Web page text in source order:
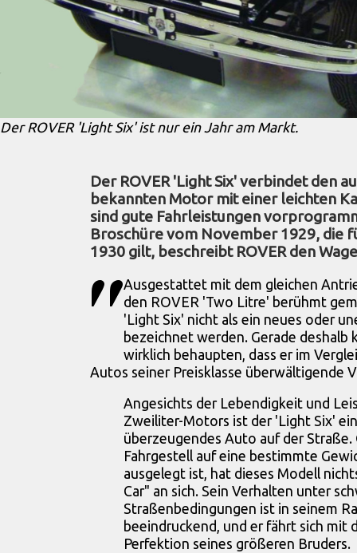
Der ROVER 'Light Six' ist nur ein Jahr am Markt.
Der ROVER 'Light Six' verbindet den
bekannten Motor mit einer leichten
sind gute Fahrleistungen
Broschüre vom November 1929, die
1930 gilt, beschreibt ROVER den
Ausgestattet mit dem gleichen
den ROVER 'Two Litre' berühmt
'Light Six' nicht als ein neues oder
bezeichnet werden. Gerade deshalb
wirklich behaupten, dass er im
Autos seiner Preisklasse überwältigende
Angesichts der Lebendigkeit und
Zweiliter-Motors ist der 'Light Six'
überzeugendes Auto auf der Straße.
Fahrgestell auf eine bestimmte
ausgelegt ist, hat dieses Modell
Car" an sich. Sein Verhalten unter
Straßenbedingungen ist in seinem
beeindruckend, und er fährt sich mit
Perfektion seines größeren Bruders.